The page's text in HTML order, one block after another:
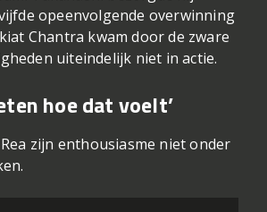
opeenvolgende overwinning
Chantra kwam door de zware
uiteindelijk niet in actie.
hoe dat voelt’
zijn enthousiasme niet onder